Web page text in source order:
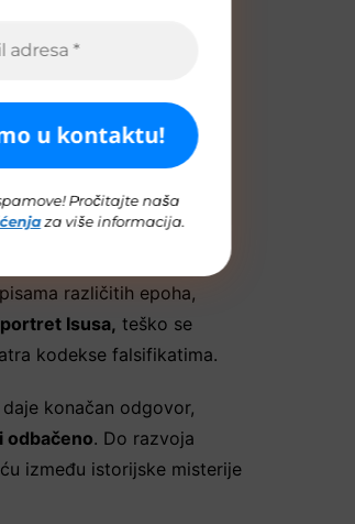
delovi izgledaju
replicirati. To
materijala.
različitih epoha,
Isusa, teško se
kodekse falsifikatima.
konačan odgovor,
odbačeno. Do razvoja
između istorijske misterije
Pročitajte naša
za više informacija.